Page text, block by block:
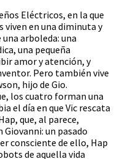
Eléctricos, en la que
viven en una diminuta y
arboleda: una
una pequeña
amor y atención, y
Pero también vive
hijo de Gio.
los cuatro forman una
el día en que Vic rescata
que, al parece,
un pasado
consciente de ello, Hap
de aquella vida